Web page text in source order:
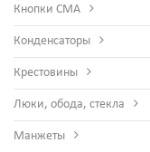
Кнопки СМА
Конденсаторы
Крестовины
Люки, обода, стекла
Манжеты